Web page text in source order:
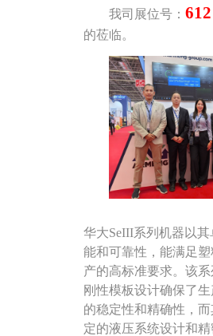
我司 展位号： 612
的莅临。
华大SeIII系列机器以其
能和可靠性，能满足
产的高标准要求。该系
刚性模板设计确保了
的稳定性和精确性，
定的液压系统设计和精